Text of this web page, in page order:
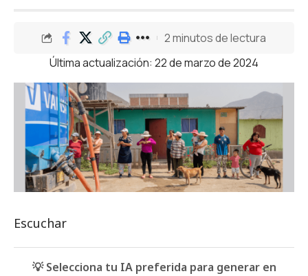
Última actualización: 22 de marzo de 2024
2 minutos de lectura
Escuchar
💡 Selecciona tu IA preferida para generar en